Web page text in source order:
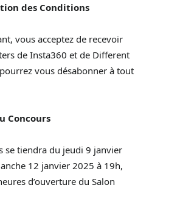
des Conditions
vous acceptez de recevoir
de Insta360 et de Different
vous désabonner à tout
Concours
se tiendra du jeudi 9 janvier
12 janvier 2025 à 19h,
d’ouverture du Salon